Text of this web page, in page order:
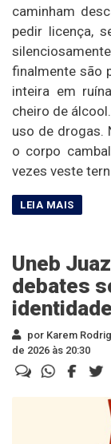
caminham
pedir licença,
finalmente são
inteira em
cheiro de
uso de drogas.
o corpo
vezes veste
Uneb
debates
por Karem
de 2026 às 20:30